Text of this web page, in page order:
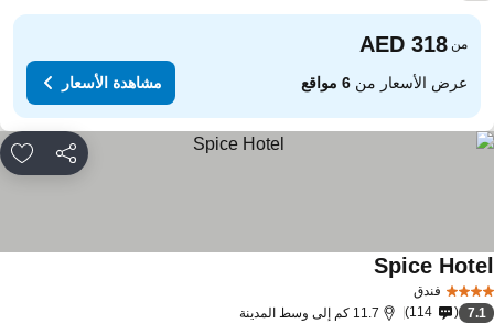
من
عرض الأسعار من6 مواقع مشاهدة الأسعار
مشاركة
فندق
Spice
7.1
114 11.7 كم إلى وسط المدينة